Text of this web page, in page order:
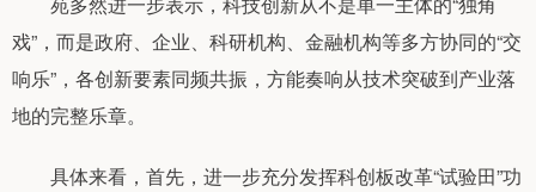
戏”，而是政府、企业、科研机构、金融机构等多方协同的“交
响乐”，各创新要素同频共振，方能奏响从技术突破到产业落
地的完整乐章。
具体来看，首先，进一步充分发挥科创板改革“试验田”功